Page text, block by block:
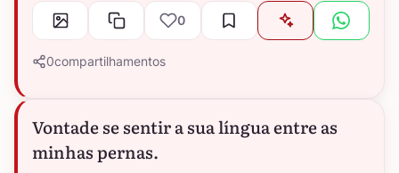
0
0compartilhamentos
Vontade se sentir a sua língua entre as
minhas pernas.